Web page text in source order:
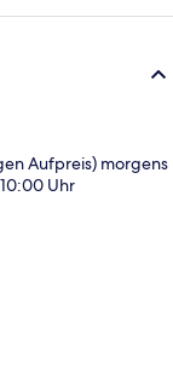
Aufpreis) morgens
Uhr